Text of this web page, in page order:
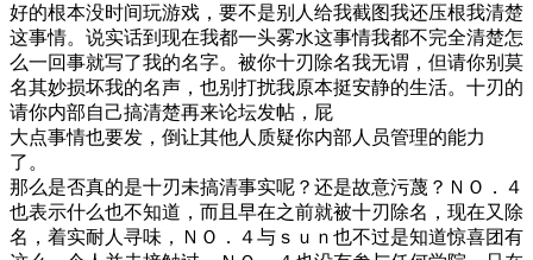
好的根本没时间玩游戏，要不是别人给我截图我还压根我清楚
这事情。说实话到现在我都一头雾水这事情我都不完全清楚怎
么一回事就写了我的名字。被你十刃除名我无谓，但请你别莫
名其妙损坏我的名声，也别打扰我原本挺安静的生活。十刃的
请你内部自己搞清楚再来论坛发帖，屁
大点事情也要发，倒让其他人质疑你内部人员管理的能力
了。
那么是否真的是十刃未搞清事实呢？还是故意污蔑？ＮＯ．４
也表示什么也不知道，而且早在之前就被十刃除名，现在又除
名，着实耐人寻味，ＮＯ．４与ｓｕｎ也不过是知道惊喜团有